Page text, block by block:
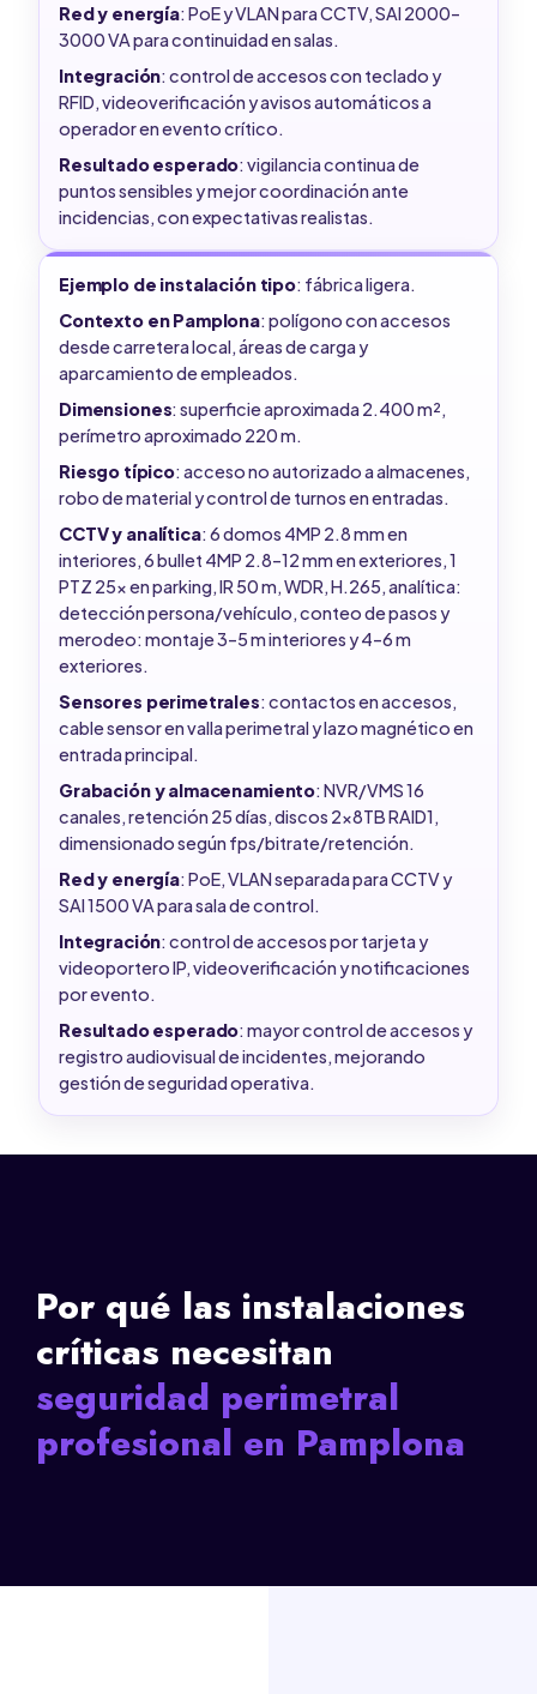
Red y energía: PoE y VLAN para CCTV, SAI 2000–
3000 VA para continuidad en salas.
Integración: control de accesos con teclado y
RFID, videoverificación y avisos automáticos a
operador en evento crítico.
Resultado esperado: vigilancia continua de
puntos sensibles y mejor coordinación ante
incidencias, con expectativas realistas.
Ejemplo de instalación tipo: fábrica ligera.
Contexto en Pamplona: polígono con accesos
desde carretera local, áreas de carga y
aparcamiento de empleados.
Dimensiones: superficie aproximada 2.400 m²,
perímetro aproximado 220 m.
Riesgo típico: acceso no autorizado a almacenes,
robo de material y control de turnos en entradas.
CCTV y analítica: 6 domos 4MP 2.8 mm en
interiores, 6 bullet 4MP 2.8–12 mm en exteriores, 1
PTZ 25x en parking, IR 50 m, WDR, H.265, analítica:
detección persona/vehículo, conteo de pasos y
merodeo: montaje 3–5 m interiores y 4–6 m
exteriores.
Sensores perimetrales: contactos en accesos,
cable sensor en valla perimetral y lazo magnético en
entrada principal.
Grabación y almacenamiento: NVR/VMS 16
canales, retención 25 días, discos 2x8TB RAID1,
dimensionado según fps/bitrate/retención.
Red y energía: PoE, VLAN separada para CCTV y
SAI 1500 VA para sala de control.
Integración: control de accesos por tarjeta y
videoportero IP, videoverificación y notificaciones
por evento.
Resultado esperado: mayor control de accesos y
registro audiovisual de incidentes, mejorando
gestión de seguridad operativa.
Por qué las instalaciones
críticas necesitan
seguridad perimetral
profesional en Pamplona